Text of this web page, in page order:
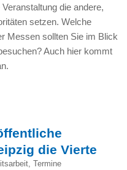
Veranstaltung die andere,
setzen. Welche
Messen sollten Sie im Blick
Auch hier kommt
die Vierte
, Termine